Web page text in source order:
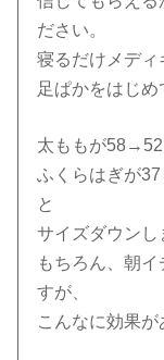
ださい。
寝るだけメディ
足ぱかをはじめ
太ももが58→52
ふくらはぎが
と
サイズダウンし
もちろん、朝
すが、
こんなに効果が